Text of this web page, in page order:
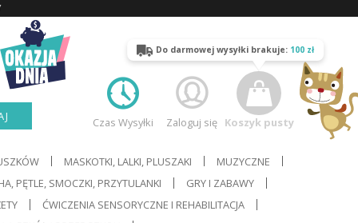
Zaloguj się
Do darmowej wysyłki brakuje: 100 zł
Koszyk pusty
Czas Wysyłki
MASKOTKI, LALKI, PLUSZAKI
MUZYCZNE
PĘTLE, SMOCZKI, PRZYTULANKI
GRY I ZABAWY
ĆWICZENIA SENSORYCZNE I REHABILITACJA